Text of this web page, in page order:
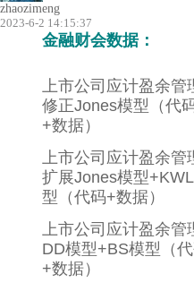
zhaozimeng
2023-6-2 14:15:37
金融财会数据：
上市公司应计盈余管
修正Jones模型（代
+数据）
上市公司应计盈余管
扩展Jones模型
型（代码+数据）
上市公司应计盈余管
DD模型+BS模型（
+数据）